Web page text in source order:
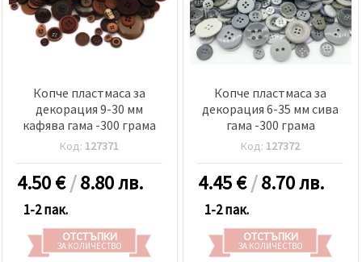
Копче пластмаса за
декорация 9-30 мм
кафява гама -300 грама
Код: 127371
4.50€/8.80 лв.
1-2 пак.
ОТСТЪПКИ
ЗА КОЛИЧЕСТВО
Копче пластмаса за
декорация 6-35 мм сива
гама -300 грама
Код: 127372
4.45€/8.70 лв.
1-2 пак.
ОТСТЪПКИ
ЗА КОЛИЧЕСТВО